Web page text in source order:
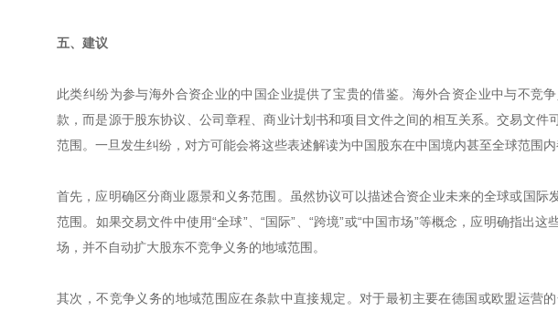
五、建议
此类纠纷为参与海外合资企业的中国企业提供了宝贵的借鉴。海外合资企业中与不竞
款，而是源于股东协议、公司章程、商业计划书和项目文件之间的相互关系。交易文
范围。一旦发生纠纷，对方可能会将这些表述解读为中国股东在中国境内甚至全球范围内
首先，应明确区分商业愿景和义务范围。虽然协议可以描述合资企业未来的全球或国
范围。如果交易文件中使用“全球”、“国际”、“跨境”或“中国市场”等概念，应明确指出
场，并不自动扩大股东不竞争义务的地域范围。
其次，不竞争义务的地域范围应在条款中直接规定。对于最初主要在德国或欧盟运营